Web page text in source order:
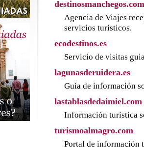
destinosmanchegos.com
Agencia de Viajes
servicios turísticos.
ecodestinos.es
Servicio de visitas
lagunasderuidera.es
Guía de información
lastablasdedaimiel.com
Información turística
turismoalmagro.com
Portal de información